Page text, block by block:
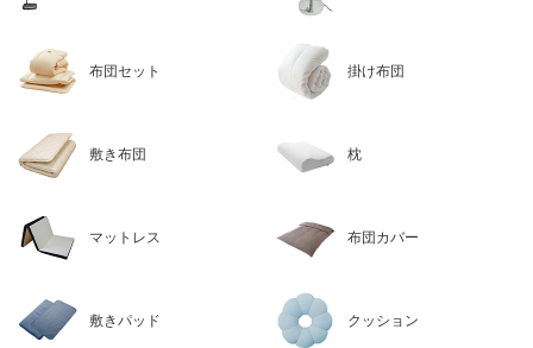
布団セット 掛け布団
敷き布団 枕
マットレス 布団カバー
敷きパッド クッション